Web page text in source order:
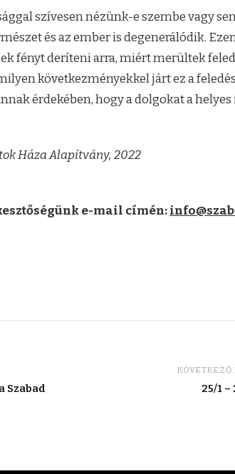
szívesen nézünk-e szembe vagy
és az ember is degenerálódik.
fényt deríteni arra, miért merültek
következményekkel járt ez a
érdekében, hogy a dolgokat a
Háza Alapítvány, 2022
e-mail címén:
Szabad
KÖVETKEZŐ
25/1